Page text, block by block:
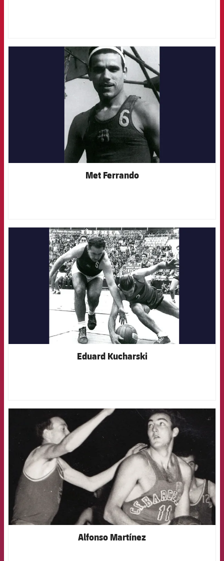
FCB Barcelona badge
Met Ferrando
FCB Barcelona badge
Eduard Kucharski
FCB Barcelona badge
Alfonso Martínez